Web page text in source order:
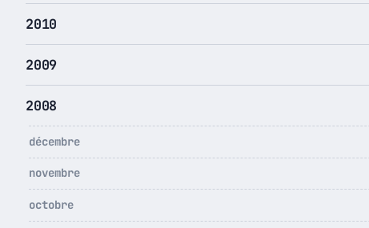
2010
2009
2008
décembre
novembre
octobre